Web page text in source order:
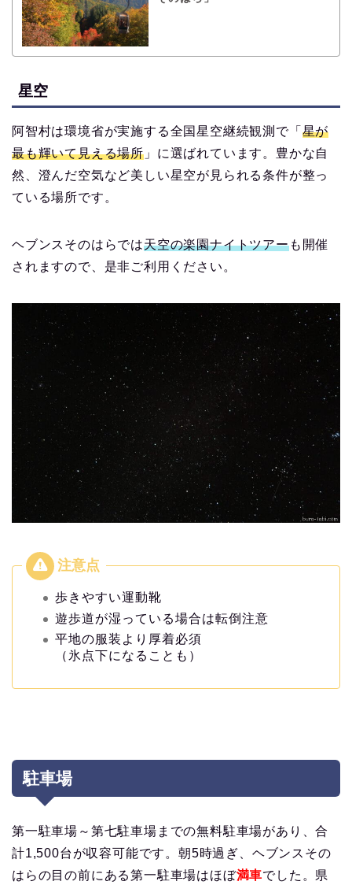
星空
阿智村は環境省が実施する全国星空継続観測で「 星が
最も輝いて見える場所 」に選ばれています。豊かな自
然、澄んだ空気など美しい星空が見られる条件が整っ
ている場所です。
ヘブンスそのはらでは天空の楽園ナイトツアーも開催
されますので、是非ご利用ください。
歩きやすい運動靴
遊歩道が湿っている場合は転倒注意
平地の服装より厚着必須
（氷点下になることも）
駐車場
第一駐車場～第七駐車場までの無料駐車場があり、合
計1,500台が収容可能です。朝5時過ぎ、ヘブンスその
はらの目の前にある第一駐車場はほぼ満車でした。県